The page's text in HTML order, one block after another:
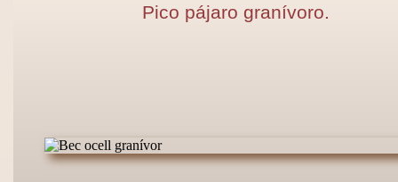
Pico pájaro granívoro.